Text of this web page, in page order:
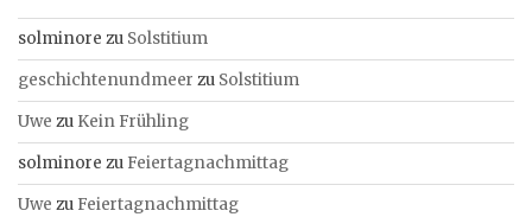
solminore zu Solstitium
geschichtenundmeer zu Solstitium
Uwe zu Kein Frühling
solminore zu Feiertagnachmittag
Uwe zu Feiertagnachmittag